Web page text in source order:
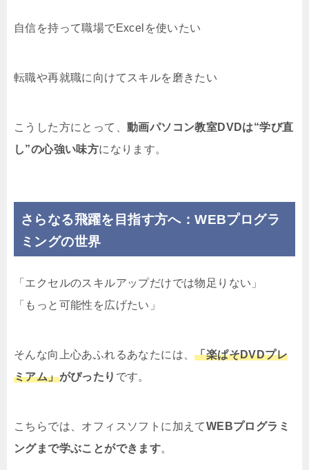
自信を持って職場でExcelを使いたい
転職や再就職に向けてスキルを磨きたい
こうした方にとって、 動画パソコン教室DVDは“学び直
し”の心強い味方になります。
さらなる飛躍を目指す方へ：WEBプログラ
ミングの世界
「エクセルのスキルアップだけでは物足りない」
「もっと可能性を広げたい」
そんな向上心あふれるあなたには、「楽ぱそDVDプレ
ミアム」がぴったり です。
こちらでは、オフィスソフトに加えてWEBプログラミ
ングまで学ぶことができます。